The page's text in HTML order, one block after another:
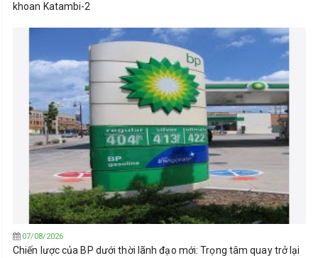
khoan Katambi-2
07/08/2026
Chiến lược của BP dưới thời lãnh đạo mới: Trọng tâm quay trở lại